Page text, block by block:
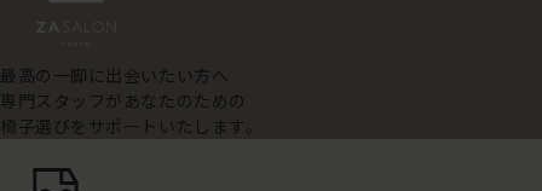
最高の一脚に出会いたい方へ
専門スタッフがあなたのための
椅子選びをサポートいたします。